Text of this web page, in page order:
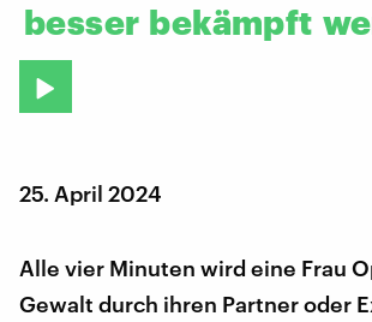
besser bekämpft
25. April 2024
Alle vier Minuten wird eine Frau
Gewalt durch ihren Partner oder